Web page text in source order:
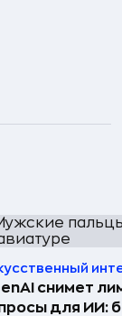
снимет
для ИИ: